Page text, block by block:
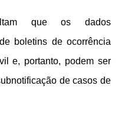
que os dados
boletins de ocorrência
e, portanto, podem ser
de casos de